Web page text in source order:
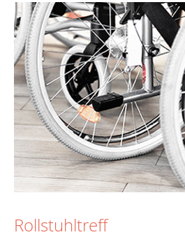
Rollstuhltreff